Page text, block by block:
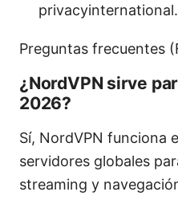
Preguntas frecuentes
¿NordVPN sirve
2026?
Sí, NordVPN funciona
servidores globales
streaming y